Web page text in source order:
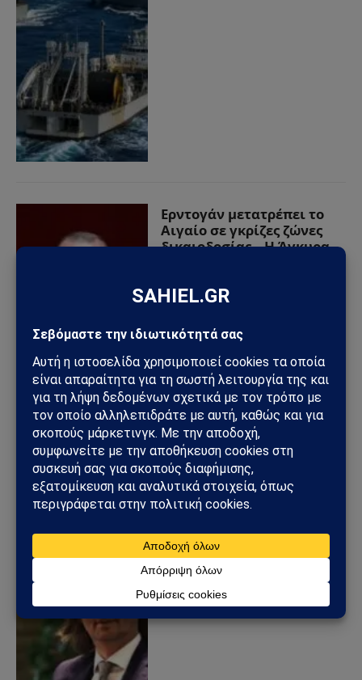
Ερντογάν μετατρέπει το
Αιγαίο σε γκρίζες ζώνες
δικαιοδοσίας – Η Άγκυρα
«Γαλάζιας Πατρίδας»
Ιμπραήμ Καραγκιούλ:
Ακραία τουρκική ρητορική
στοχοποιεί Αιγαίο, Θράκη
και Κύπρο
29/04/2026 από Sahiel Newsroom